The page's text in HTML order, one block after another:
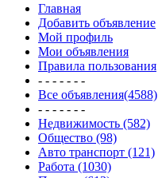
Главная
Добавить объявление
Мой профиль
Мои объявления
Правила пользования
- - - - - - -
Все объявления(4588)
- - - - - - -
Недвижимость (582)
Общество (98)
Авто транспорт (121)
Работа (1030)